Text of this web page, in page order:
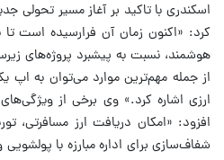
اسکندری با تاکید بر آغاز مسیر تحولی
کرد: «اکنون زمان آن فرارسیده است تا
هوشمند، نسبت به پیشبرد پروژه‌های
از جمله مهم‌ترین موارد می‌توان به اپ
ارزی اشاره کرد.» وی برخی از
افزود: «امکان دریافت ارز مسافرتی،
شفاف‌سازی برای اداره مبارزه با